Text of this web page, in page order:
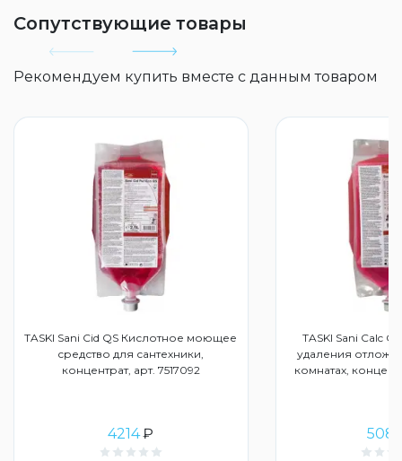
Сопутствующие товары
Рекомендуем купить вместе с данным товаром
TASKI Sani Cid QS Кислотное моющее
средство для сантехники,
концентрат, арт. 7517092
4214₽
TASKI Sani Calc
удаления
комнатах,